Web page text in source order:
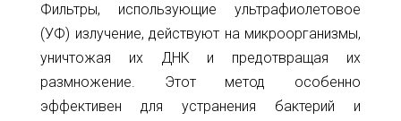
Фильтры, использующие ультрафиолетовое
(УФ) излучение, действуют на микроорганизмы,
уничтожая их ДНК и предотвращая их
размножение. Этот метод особенно
эффективен для устранения бактерий и